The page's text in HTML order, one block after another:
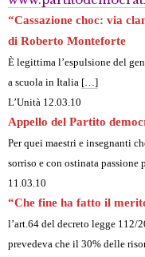
“Cassazione choc: via
di Roberto Monteforte
È legittima l’espulsione del
a scuola in Italia […]
L’Unità 12.03.10
Appello del Partito
Per quei maestri e insegnanti
sorriso e con ostinata
11.03.10
“Che fine ha fatto il
l’art.64 del decreto legge
prevedeva che il 30% delle